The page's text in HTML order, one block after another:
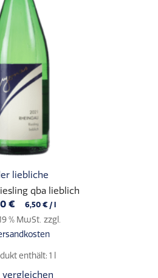
liebliche
qba lieblich
€ 6,50€ /l
% MwSt. zzgl.
enthält: 1
vergleichen